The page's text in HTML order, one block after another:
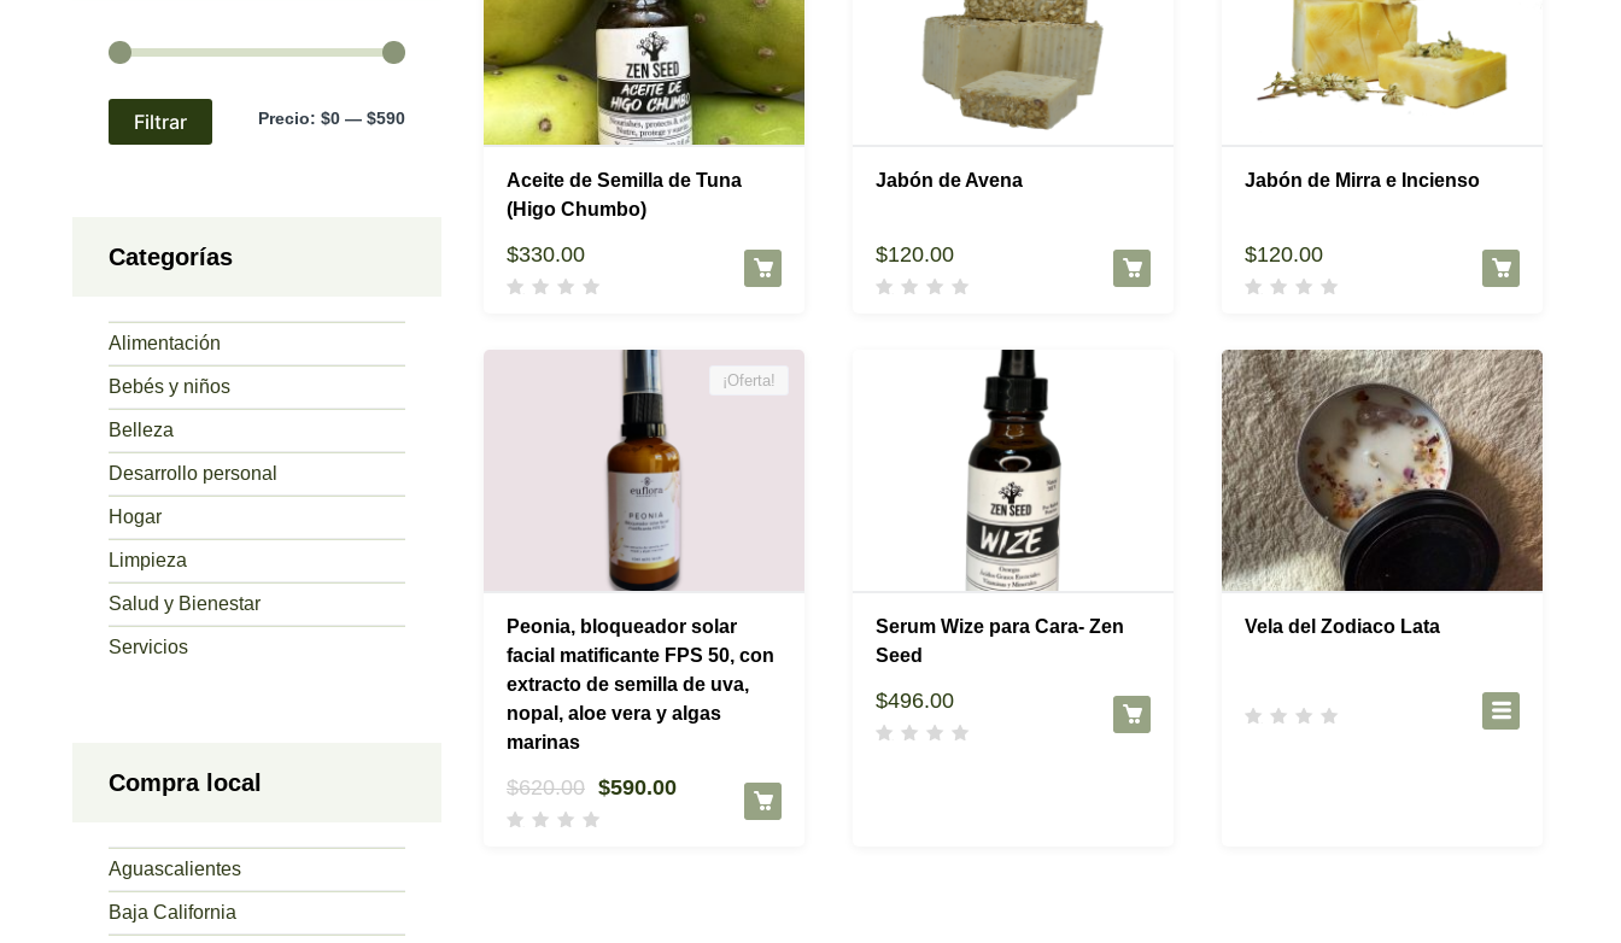
Aceite de Semilla de Tuna
(Higo Chumbo)
$330.00
Jabón de Avena
$120.00
Jabón de Mirra e Incienso
$120.00
¡Oferta!
Peonia, bloqueador solar
facial matificante FPS 50, con
extracto de semilla de uva,
nopal, aloe vera y algas
marinas
$620.00 El
precio
$590.00El
Serum Wize para Cara- Zen
Seed
$496.00
Vela del Zodiaco Lata
Precio
Precio
Filtrar Precio: $0 — $590
Categorías
Alimentación
Bebés y niños
Belleza
Desarrollo personal
Hogar
Limpieza
Salud y Bienestar
Servicios
Compra local
Aguascalientes
Baja California